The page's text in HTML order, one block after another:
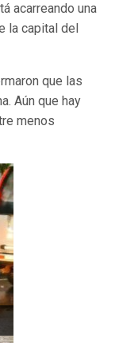
acarreando una
la capital del
que las
Aún que hay
menos